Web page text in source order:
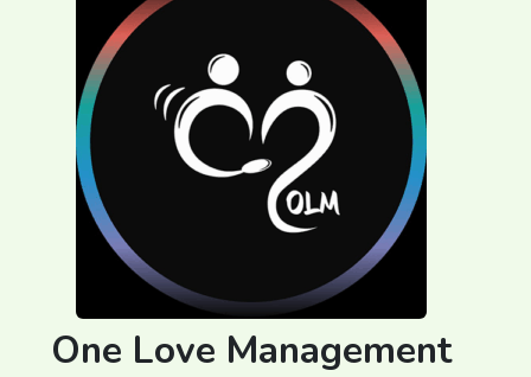
One Love Management